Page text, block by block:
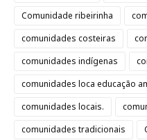
Comunidade ribeirinha
comunidades costeiras
comunidades indígenas
comunidades loca educação
comunidades locais.
comunidades tradicionais